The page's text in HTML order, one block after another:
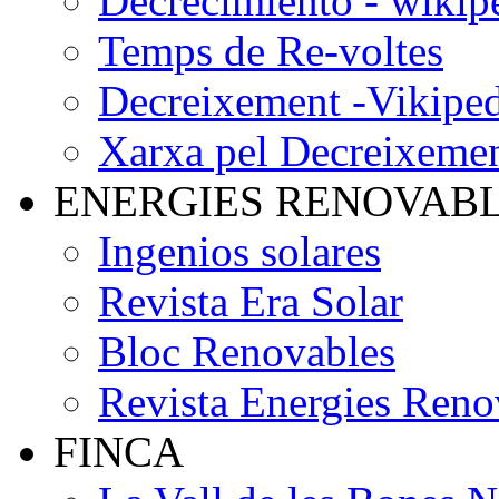
Temps de Re-voltes
Decreixement -
Xarxa pel
ENERGIES
Ingenios solares
Revista Era Solar
Bloc Renovables
Revista Energies
FINCA